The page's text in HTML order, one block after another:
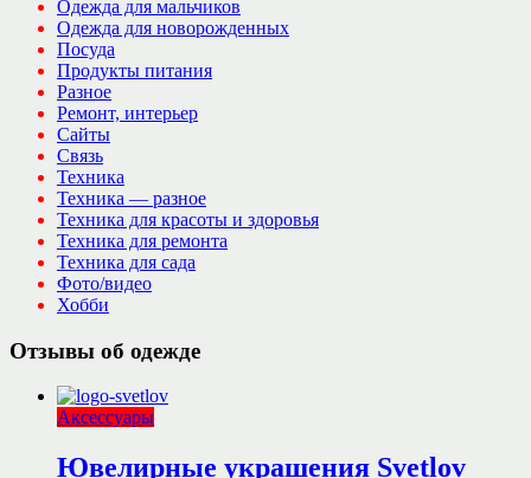
Одежда для мальчиков
Одежда для новорожденных
Посуда
Продукты питания
Разное
Ремонт, интерьер
Сайты
Связь
Техника
Техника — разное
Техника для красоты и здоровья
Техника для ремонта
Техника для сада
Фото/видео
Хобби
Отзывы об одежде
Аксессуары
Ювелирные украшения Svetlov